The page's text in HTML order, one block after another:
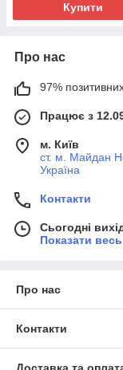
Купити
Про нас
97% позитивних
Працює з
м. Київ
ст. м. Майдан
Україна
Контакти
Сьогодні
Показати
Про нас
Контакти